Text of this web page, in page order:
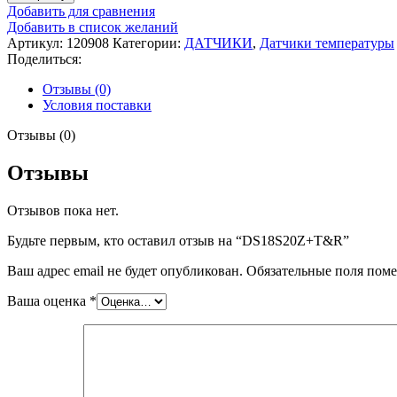
Добавить для сравнения
Добавить в список желаний
Артикул: 120908 Категории: ДАТЧИКИ, Датчики температуры
Поделиться:
Отзывы (0)
Условия поставки
Отзывы (0)
Отзывы
Отзывов пока нет.
Будьте первым, кто оставил отзыв на “DS18S20Z+T&R”
Ваш адрес email не будет опубликован. Обязательные поля
Ваша оценка *